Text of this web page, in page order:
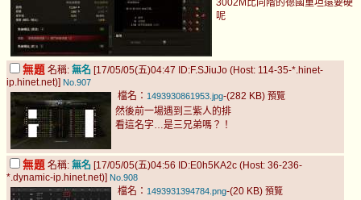
3002M比同階的德國重坦還要硬
呢
無題 名稱: 無名 [17/05/05(五)04:47 ID:F.SJiuJo (Host: 114-35-*.hinet-
ip.hinet.net)] No.907
檔名： 1493930861953.jpg-(282 KB) 預覽
然後前一場遇到三紫人的排
看這名字…是三兄弟嗎？！
無題 名稱: 無名 [17/05/05(五)04:56 ID:E0h5KA2c (Host: 36-236-
*.dynamic-ip.hinet.net)] No.908
檔名： 1493931394784.png-(20 KB) 預覽